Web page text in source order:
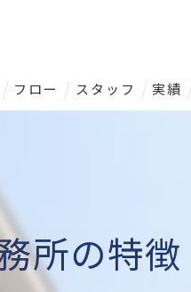
フロー スタッフ 実績
所の特徴